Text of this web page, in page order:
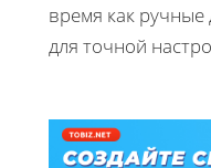
время как
для точной